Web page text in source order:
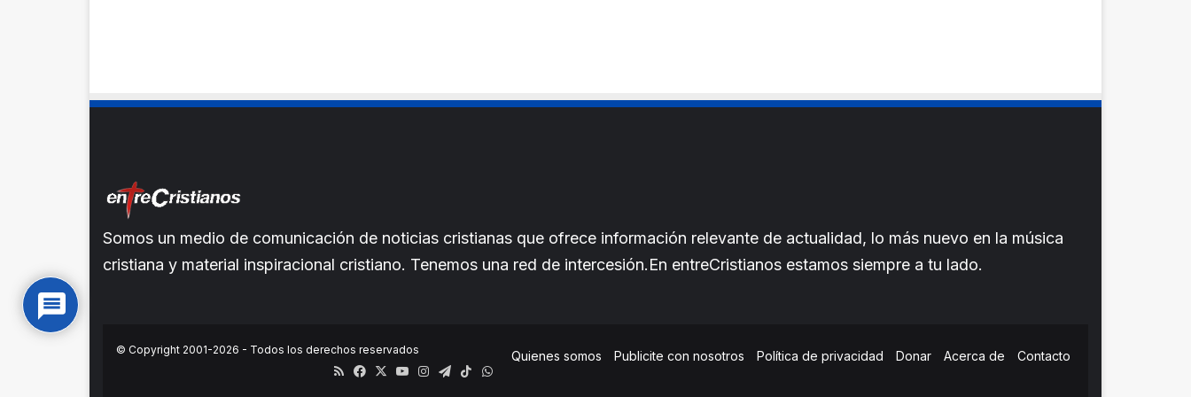
Somos un medio de comunicación de noticias cristianas que ofrece información relevante de actualidad, lo más nuevo en la música
cristiana y material inspiracional cristiano. Tenemos una red de intercesión.En entreCristianos estamos siempre a tu lado.
© Copyright 2001-2026 - Todos los derechos reservados Quienes somos Publicite con nosotros Política de privacidad Donar Acerca de
Contacto
RSSFacebookYouTube
Instagram
Telegram
TikTokWhatsApp